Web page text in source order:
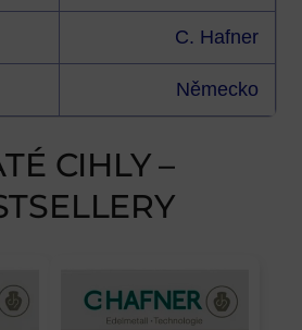
C. Hafner
Německo
CIHLY –